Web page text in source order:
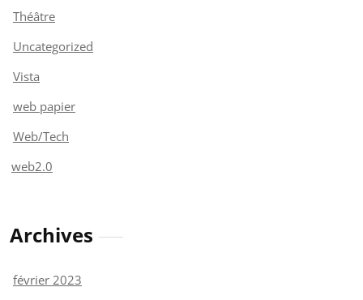
Théâtre
Uncategorized
Vista
web papier
Web/Tech
web2.0
Archives
février 2023